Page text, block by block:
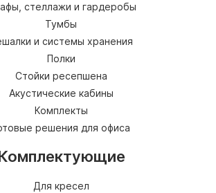
стеллажи и гардеробы
Тумбы
и системы хранения
Полки
Стойки ресепшена
Акустические кабины
Комплекты
решения для офиса
Для кресел